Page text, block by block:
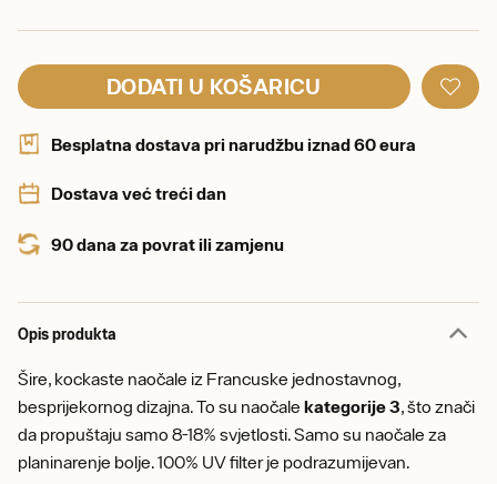
DODATI U KOŠARICU
Besplatna dostava pri narudžbu iznad 60 eura
Dostava već treći dan
90 dana za povrat ili zamjenu
Opis produkta
Šire, kockaste naočale iz Francuske jednostavnog,
besprijekornog dizajna. To su naočale kategorije 3, što znači
da propuštaju samo 8-18% svjetlosti. Samo su naočale za
planinarenje bolje. 100% UV filter je podrazumijevan.